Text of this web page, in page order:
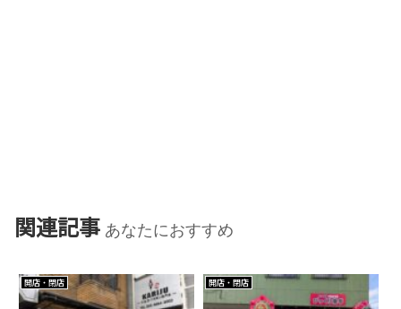
関連記事 あなたにおすすめ
開店・閉店 開店・閉店